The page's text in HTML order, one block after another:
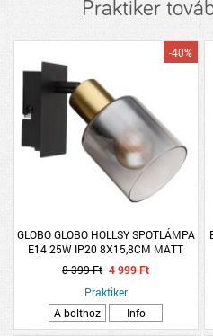
Praktiker
GLOBO GLOBO HOLLSY SPOTLÁMPA
E14 25W IP20 8X15,8CM MATT
FEKETE-ARANY, FÜSTSZÍNŰ
ÜVEGBÚRA
-40%
8 399 Ft 4 999 Ft
Praktiker
A bolthoz
Info